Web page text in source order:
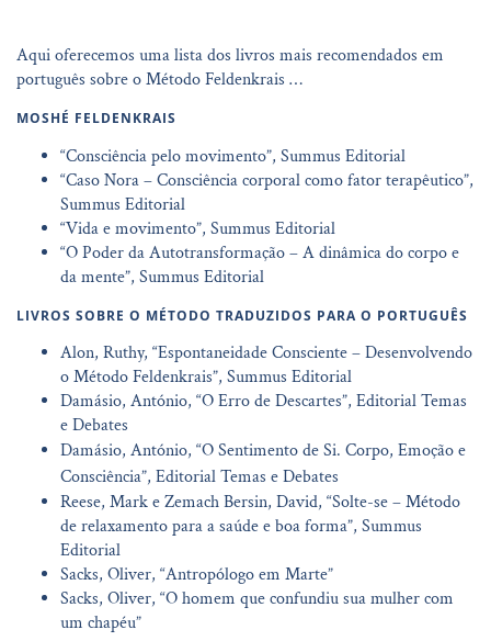
Aqui oferecemos uma lista dos livros mais recomendados em
português sobre o Método Feldenkrais …
MOSHÉ FELDENKRAIS
“Consciência pelo movimento”, Summus Editorial
“Caso Nora – Consciência corporal como fator terapêutico”,
Summus Editorial
“Vida e movimento”, Summus Editorial
“O Poder da Autotransformação – A dinâmica do corpo e
da mente”, Summus Editorial
LIVROS SOBRE O MÉTODO TRADUZIDOS PARA O PORTUGUÊS
Alon, Ruthy, “Espontaneidade Consciente – Desenvolvendo
o Método Feldenkrais”, Summus Editorial
Damásio, António, “O Erro de Descartes”, Editorial Temas
e Debates
Damásio, António, “O Sentimento de Si. Corpo, Emoção e
Consciência”, Editorial Temas e Debates
Reese, Mark e Zemach Bersin, David, “Solte-se – Método
de relaxamento para a saúde e boa forma”, Summus
Editorial
Sacks, Oliver, “Antropólogo em Marte”
Sacks, Oliver, “O homem que confundiu sua mulher com
um chapéu”